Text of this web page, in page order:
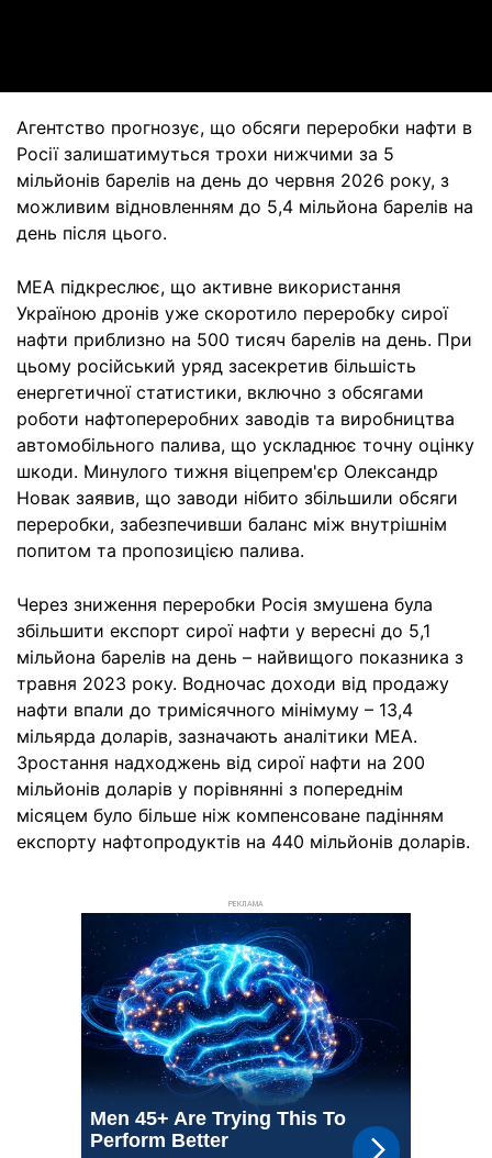
Агентство прогнозує, що обсяги переробки нафти в
Росії залишатимуться трохи нижчими за 5
мільйонів барелів на день до червня 2026 року, з
можливим відновленням до 5,4 мільйона барелів на
день після цього.
МЕА підкреслює, що активне використання
Україною дронів уже скоротило переробку сирої
нафти приблизно на 500 тисяч барелів на день. При
цьому російський уряд засекретив більшість
енергетичної статистики, включно з обсягами
роботи нафтопереробних заводів та виробництва
автомобільного палива, що ускладнює точну оцінку
шкоди. Минулого тижня віцепрем'єр Олександр
Новак заявив, що заводи нібито збільшили обсяги
переробки, забезпечивши баланс між внутрішнім
попитом та пропозицією палива.
Через зниження переробки Росія змушена була
збільшити експорт сирої нафти у вересні до 5,1
мільйона барелів на день – найвищого показника з
травня 2023 року. Водночас доходи від продажу
нафти впали до тримісячного мінімуму – 13,4
мільярда доларів, зазначають аналітики МЕА.
Зростання надходжень від сирої нафти на 200
мільйонів доларів у порівнянні з попереднім
місяцем було більше ніж компенсоване падінням
експорту нафтопродуктів на 440 мільйонів доларів.
РЕКЛАМА